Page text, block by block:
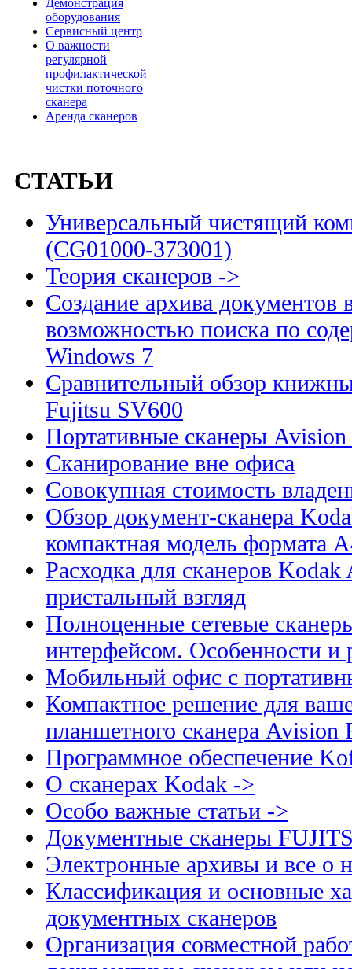
Демонстрация
оборудования
Сервисный центр
О важности
регулярной
профилактической
чистки поточного
сканера
Аренда сканеров
СТАТЬИ
Универсальный чистящий
(CG01000-373001)
Теория сканеров ->
Создание архива документов
возможностью поиска по
Windows 7
Сравнительный обзор
Fujitsu SV600
Портативные сканеры Avision
Сканирование вне офиса
Совокупная стоимость
Обзор документ-сканера
компактная модель формата
Расходка для сканеров
пристальный взгляд
Полноценные сетевые
интерфейсом. Особенности и
Мобильный офис с
Компактное решение для
планшетного сканера Avision
Программное обеспечение
О сканерах Kodak ->
Особо важные статьи ->
Документные сканеры
Электронные архивы и все о
Классификация и основные
документных сканеров
Организация совместной